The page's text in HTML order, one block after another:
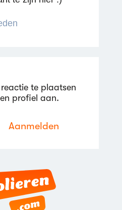
te plaatsen
profiel aan.
Aanmelden